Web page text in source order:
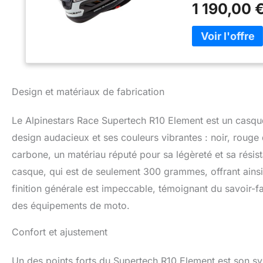
pour l’efficacité
réduisent la
optimisée pour
conçu avec un
plus doux en
dégagement
fermée par un
(champ de vision
1 190,00
Design et matériaux de fabrication
Le Alpinestars Race Supertech R10 Element est un
design audacieux et ses couleurs vibrantes : noir,
carbone, un matériau réputé pour sa légèreté et sa
casque, qui est de seulement 300 grammes, offrant
finition générale est impeccable, témoignant du savoir-
des équipements de moto.
Confort et ajustement